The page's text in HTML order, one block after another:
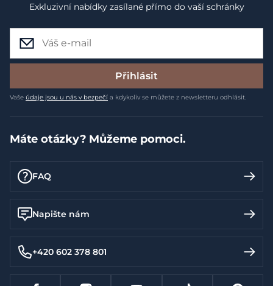
Exkluzivní nabídky zasílané přímo do vaší schránky
Přihlásit
Vaše údaje jsou u nás v bezpečí a kdykoliv se můžete z newsletteru odhlásit.
Máte otázky? Můžeme pomoci.
FAQ
Napište nám
+420 602 378 801